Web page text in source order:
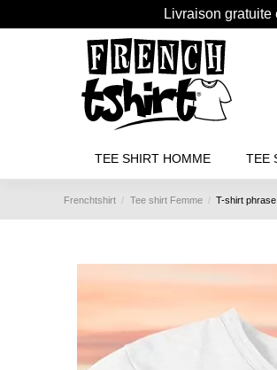
Livraison
TEE SHIRT HOMME TEE
Frenchtshirt Tee shirt Femme T-shirt